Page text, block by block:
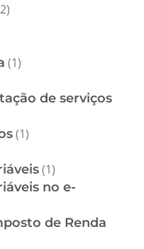
(1)
de serviços
(1)
(1)
no e-
de Renda